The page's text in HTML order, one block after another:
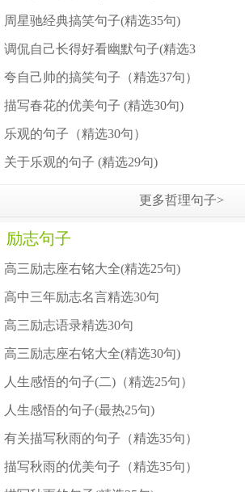
周星驰经典搞笑句子(精选35句)
调侃自己长得好看幽默句子(精选3
夸自己帅的搞笑句子（精选37句）
描写春花的优美句子 (精选30句)
乐观的句子（精选30句）
关于乐观的句子 (精选29句)
更多哲理句子>
励志句子
高三励志座右铭大全(精选25句)
高中三年励志名言精选30句
高三励志语录精选30句
高三励志座右铭大全(精选30句)
人生感悟的句子(二)（精选25句）
人生感悟的句子(最热25句)
有关描写秋雨的句子（精选35句）
描写秋雨的优美句子（精选35句）